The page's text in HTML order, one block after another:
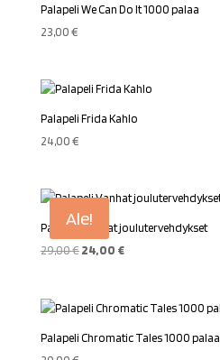
Palapeli We Can Do It 1000 palaa
23,00€
Palapeli Frida Kahlo
24,00€
Ale!
Palapeli Vanhat joulutervehdykset
29,00€ Alkuperäinen
29,00 €.
24,00 €Nykyinen
24,00 €.
Palapeli Chromatic Tales 1000 palaa